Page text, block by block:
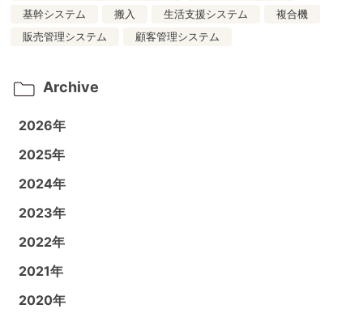
基幹システム
搬入 生活支援システム
複合機
販売管理システム
顧客管理システム
Archive
2026年
2025年
2024年
2023年
2022年
2021年
2020年